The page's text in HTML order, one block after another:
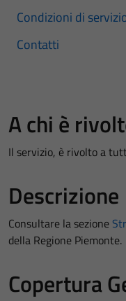
Condizioni di
Contatti
A chi è
Il servizio, è rivolto a
Descrizione
Consultare la sezione
della Regione Piemonte.
Copertura